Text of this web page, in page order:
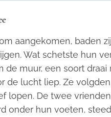
aangekomen, baden
Wat schetste hun
de muur, een soort
de lucht liep. Ze
lopen. De twee
onder hun voeten,